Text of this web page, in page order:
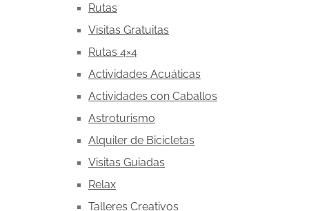
Rutas
Visitas Gratuitas
Rutas 4×4
Actividades Acuáticas
Actividades con Caballos
Astroturismo
Alquiler de Bicicletas
Visitas Guiadas
Relax
Talleres Creativos